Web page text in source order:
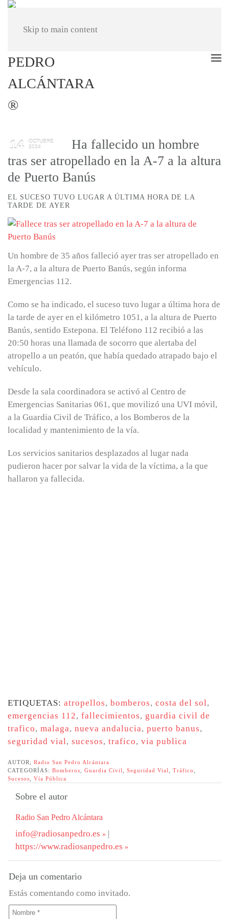
Skip to main content
14
OCTUBRE
2024
Ha fallecido un hombre
tras ser atropellado en la A-7 a la altura
de Puerto Banús
EL SUCESO TUVO LUGAR A ÚLTIMA HORA DE LA
TARDE DE AYER
Un hombre de 35 años falleció ayer tras ser atropellado en
la A-7, a la altura de Puerto Banús, según informa
Emergencias 112.
Como se ha indicado, el suceso tuvo lugar a última hora de
la tarde de ayer en el kilómetro 1051, a la altura de Puerto
Banús, sentido Estepona. El Teléfono 112 recibió a las
20:50 horas una llamada de socorro que alertaba del
atropello a un peatón, que había quedado atrapado bajo el
vehículo.
Desde la sala coordinadora se activó al Centro de
Emergencias Sanitarias 061, que movilizó una UVI móvil,
a la Guardia Civil de Tráfico, a los Bomberos de la
localidad y mantenimiento de la vía.
Los servicios sanitarios desplazados al lugar nada
pudieron hacer por salvar la vida de la víctima, a la que
hallaron ya fallecida.
ETIQUETAS: atropellos, bomberos, costa del sol,
emergencias 112, fallecimientos, guardia civil de
trafico, malaga, nueva andalucia, puerto banus,
seguridad vial, sucesos, trafico, via publica
AUTOR; Radio San Pedro Alcántara
CATEGORÍAS: Bomberos Guardia Civil Seguridad Vial Tráfico
Sucesos
Vía Pública
Sobre el autor
Radio San Pedro Alcántara
info@radiosanpedro.es
|
https://www.radiosanpedro.es
Deja un comentario
Estás comentando como invitado.